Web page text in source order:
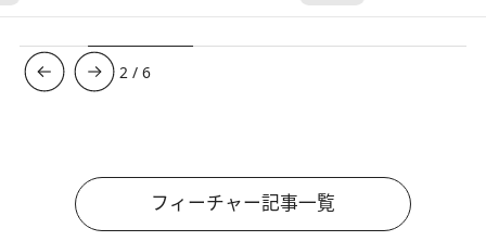
3 /6
フィーチャー記事一覧